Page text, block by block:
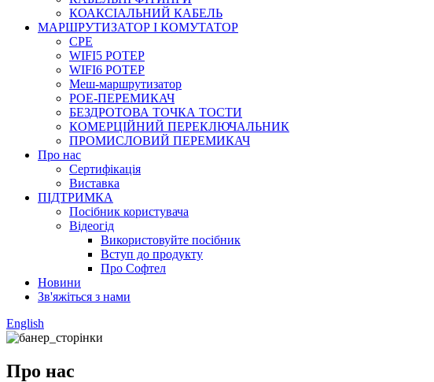
КОАКСІАЛЬНИЙ КАБЕЛЬ
МАРШРУТИЗАТОР І КОМУТАТОР
CPE
WIFI5 РОТЕР
WIFI6 РОТЕР
Меш-маршрутизатор
POE-ПЕРЕМИКАЧ
БЕЗДРОТОВА ТОЧКА ТОСТИ
КОМЕРЦІЙНИЙ ПЕРЕКЛЮЧАЛЬНИК
ПРОМИСЛОВИЙ ПЕРЕМИКАЧ
Про нас
Сертифікація
Виставка
ПІДТРИМКА
Посібник користувача
Відеогід
Використовуйте посібник
Вступ до продукту
Про Софтел
Новини
Зв'яжіться з нами
English
Про нас